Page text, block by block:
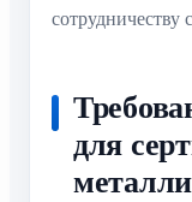
сотрудничеству
для